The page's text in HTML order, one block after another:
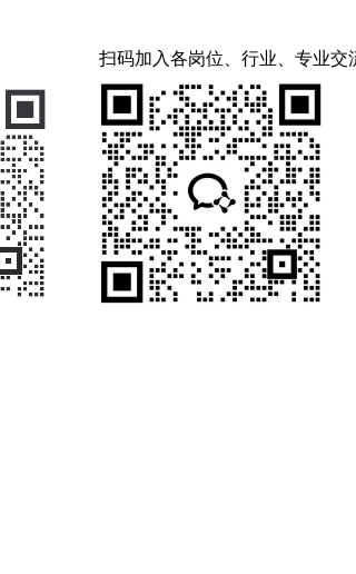
扫码加入各岗位、行业、专业交